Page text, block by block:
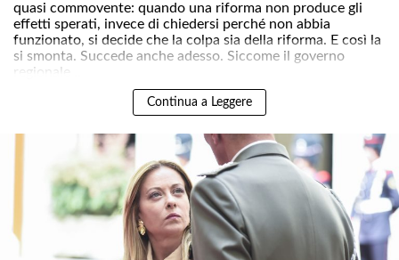
quasi commovente: quando una riforma non produce gli
effetti sperati, invece di chiedersi perché non abbia
funzionato, si decide che la colpa sia della riforma. E così la
si smonta. Succede anche adesso. Siccome il governo
regionale ..
Continua a Leggere